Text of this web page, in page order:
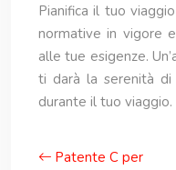
Pianifica il tuo
normative in vigore
alle tue esigenze.
ti darà la serenità di
durante il tuo viaggio.
Patente C per